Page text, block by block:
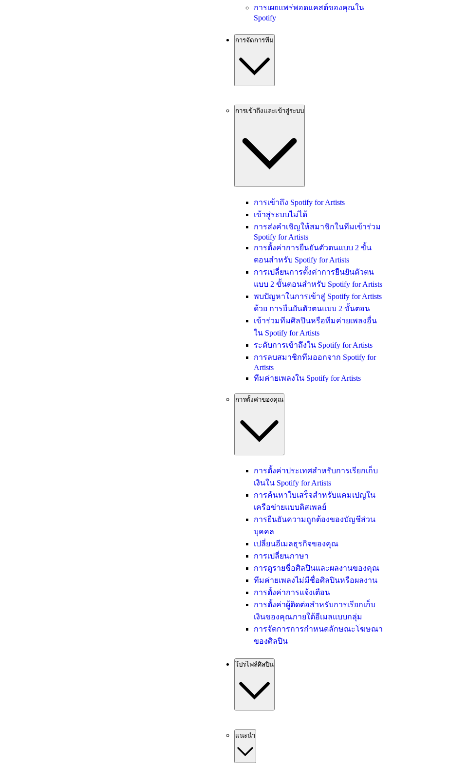
การเผยแพร่พอดแคสต์ของคุณใน
Spotify
การจัดการทีม
การเข้าถึงและเข้าสู่ระบบ
การเข้าถึง Spotify for Artists
เข้าสู่ระบบไม่ได้
การส่งคำเชิญให้สมาชิกในทีมเข้าร่วม
Spotify for Artists
การตั้งค่าการยืนยันตัวตนแบบ 2 ขั้น
ตอนสำหรับ Spotify for Artists
การเปลี่ยนการตั้งค่าการยืนยันตัวตน
แบบ 2 ขั้นตอนสำหรับ Spotify for Artists
พบปัญหาในการเข้าสู่ Spotify for Artists
ด้วย การยืนยันตัวตนแบบ 2 ขั้นตอน
เข้าร่วมทีมศิลปินหรือทีมค่ายเพลงอื่น
ใน Spotify for Artists
ระดับการเข้าถึงใน Spotify for Artists
การลบสมาชิกทีมออกจาก Spotify for
Artists
ทีมค่ายเพลงใน Spotify for Artists
การตั้งค่าของคุณ
การตั้งค่าประเทศสำหรับการเรียกเก็บ
เงินใน Spotify for Artists
การค้นหาใบเสร็จสำหรับแคมเปญใน
เครือข่ายแบบดิสเพลย์
การยืนยันความถูกต้องของบัญชีส่วน
บุคคล
เปลี่ยนอีเมลธุรกิจของคุณ
การเปลี่ยนภาษา
การดูรายชื่อศิลปินและผลงานของคุณ
ทีมค่ายเพลงไม่มีชื่อศิลปินหรือผลงาน
การตั้งค่าการแจ้งเตือน
การตั้งค่าผู้ติดต่อสำหรับการเรียกเก็บ
เงินของคุณภายใต้อีเมลแบบกลุ่ม
การจัดการการกำหนดลักษณะโฆษณา
ของศิลปิน
โปรไฟล์ศิลปิน
แนะนำ